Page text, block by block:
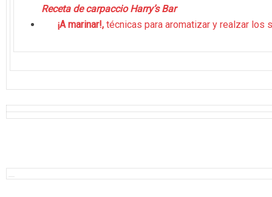
Receta de carpaccio Harry’s Bar
¡A marinar!, técnicas para aromatizar y realzar los